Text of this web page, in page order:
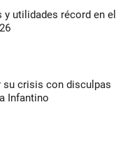
utilidades récord en el
su crisis con disculpas
Infantino